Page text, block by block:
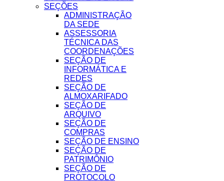
SEÇÕES
ADMINISTRAÇÃO
DA SEDE
ASSESSORIA
TÉCNICA DAS
COORDENAÇÕES
SEÇÃO DE
INFORMÁTICA E
REDES
SEÇÃO DE
ALMOXARIFADO
SEÇÃO DE
ARQUIVO
SEÇÃO DE
COMPRAS
SEÇÃO DE ENSINO
SEÇÃO DE
PATRIMÔNIO
SEÇÃO DE
PROTOCOLO